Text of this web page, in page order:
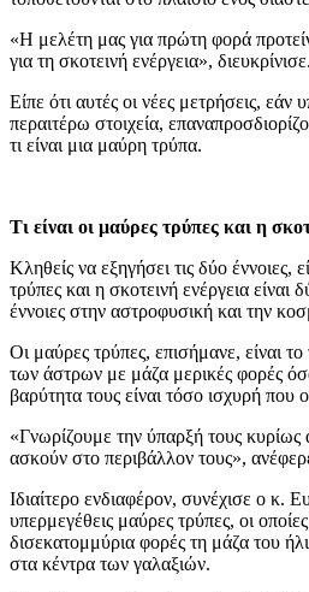
«Η μελέτη μας για πρώτη φορά
για τη σκοτεινή ενέργεια», διευκρίνισε.
Είπε ότι αυτές οι νέες μετρήσεις, εάν
περαιτέρω στοιχεία,
τι είναι μια μαύρη τρύπα.
Τι είναι οι μαύρες τρύπες και η
Κληθείς να εξηγήσει τις δύο έννοιες,
τρύπες και η σκοτεινή ενέργεια είναι
έννοιες στην αστροφυσική και την
Οι μαύρες τρύπες, επισήμανε, είναι το
των άστρων με μάζα μερικές φορές
βαρύτητα τους είναι τόσο ισχυρή που
«Γνωρίζουμε την ύπαρξή τους
ασκούν στο περιβάλλον τους»,
Ιδιαίτερο ενδιαφέρον, συνέχισε ο κ.
υπερμεγέθεις μαύρες τρύπες, οι
δισεκατομμύρια φορές τη μάζα του
στα κέντρα των γαλαξιών.